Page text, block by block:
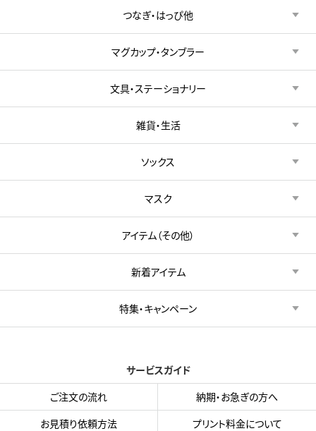
つなぎ・はっぴ他
マグカップ・タンブラー
文具・ステーショナリー
雑貨・生活
ソックス
マスク
アイテム（その他）
新着アイテム
特集・キャンペーン
サービスガイド
ご注文の流れ
納期・お急ぎの方へ
お見積り依頼方法
プリント料金について